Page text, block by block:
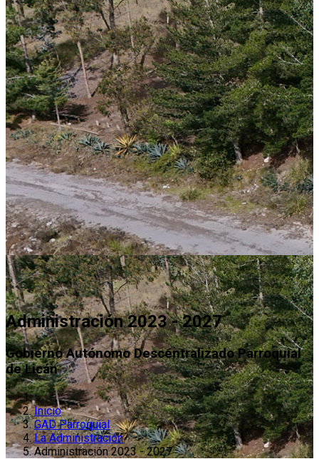
Administración 2023 - 2027
Gobierno Autónomo Descentralizado Parroquial
de Licán
Inicio
GAD Parroquial
La Administración
Administración 2023 - 2027